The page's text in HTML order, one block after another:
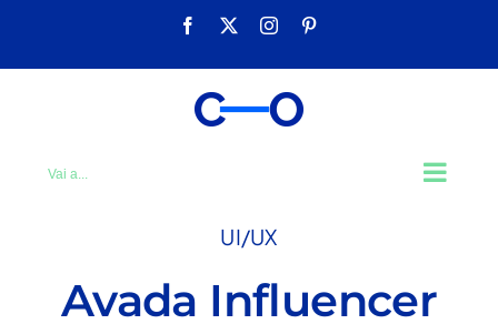
Facebook Instagram
Vai a...
UI/UX
Avada Influencer